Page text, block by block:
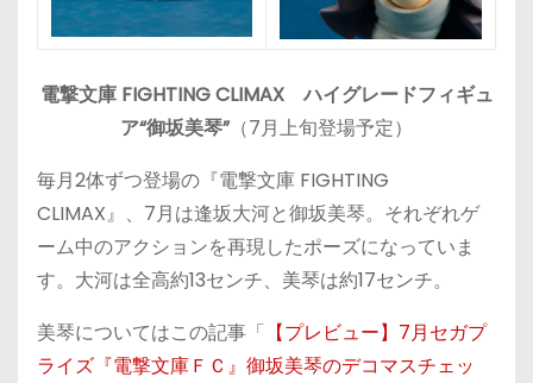
電撃文庫 FIGHTING CLIMAX ハイグレードフィギュ
ア“御坂美琴”（7月上旬登場予定）
毎月2体ずつ登場の『電撃文庫 FIGHTING
CLIMAX』、7月は逢坂大河と御坂美琴。それぞれゲ
ーム中のアクションを再現したポーズになっていま
す。大河は全高約13センチ、美琴は約17センチ。
美琴についてはこの記事「 【プレビュー】7月セガプ
ライズ『電撃文庫ＦＣ』御坂美琴のデコマスチェッ